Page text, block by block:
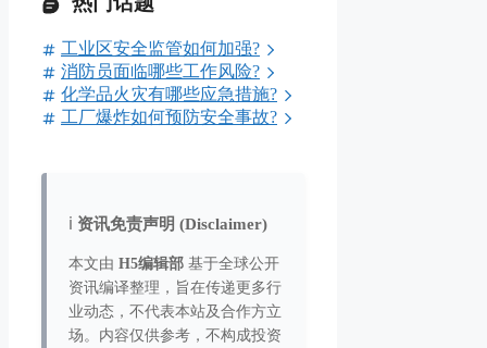
工业区安全监管如何加强?
消防员面临哪些工作风险?
化学品火灾有哪些应急措施?
工厂爆炸如何预防安全事故?
ℹ️ 资讯免责声明 (Disclaimer)
本文由 H5编辑部 基于全球公开
资讯编译整理，旨在传递更多行
业动态，不代表本站及合作方立
场。内容仅供参考，不构成投资